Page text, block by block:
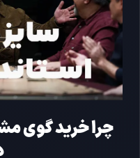
چرا خرید گوی